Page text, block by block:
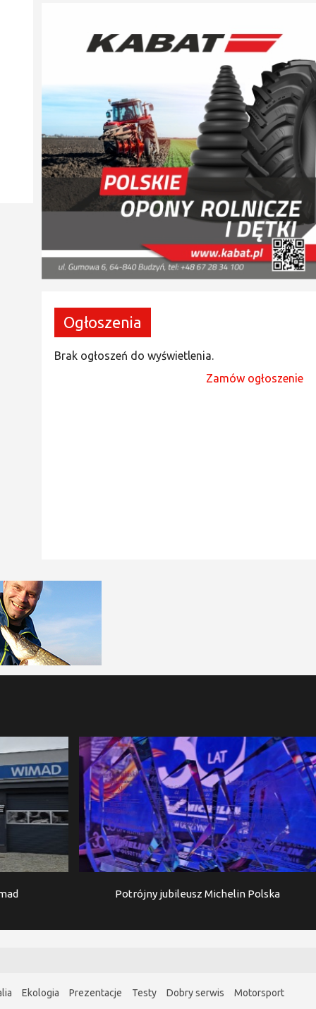
Ogłoszenia
Brak ogłoszeń do wyświetlenia.
Zamów ogłoszenie
Potrójny jubileusz Michelin Polska
Ekologia Prezentacje Testy Dobry serwis Motorsport